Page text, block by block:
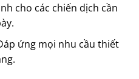
cho các chiến dịch cần
ứng mọi nhu cầu thiết